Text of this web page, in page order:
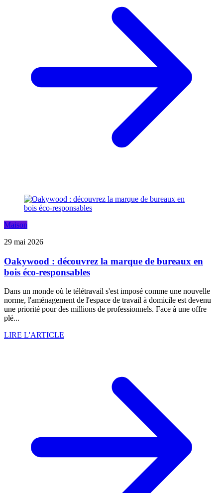
Maison
29 mai 2026
Oakywood : découvrez la marque de bureaux en
bois éco-responsables
Dans un monde où le télétravail s'est imposé comme une nouvelle
norme, l'aménagement de l'espace de travail à domicile est devenu
une priorité pour des millions de professionnels. Face à une offre
plé...
LIRE L'ARTICLE